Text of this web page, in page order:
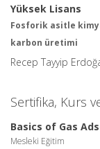
Yüksek Lisans
Fosforik asitle
karbon üretimi
Recep Tayyip
Sertifika, Kurs
Basics of Gas
Mesleki Eğitim